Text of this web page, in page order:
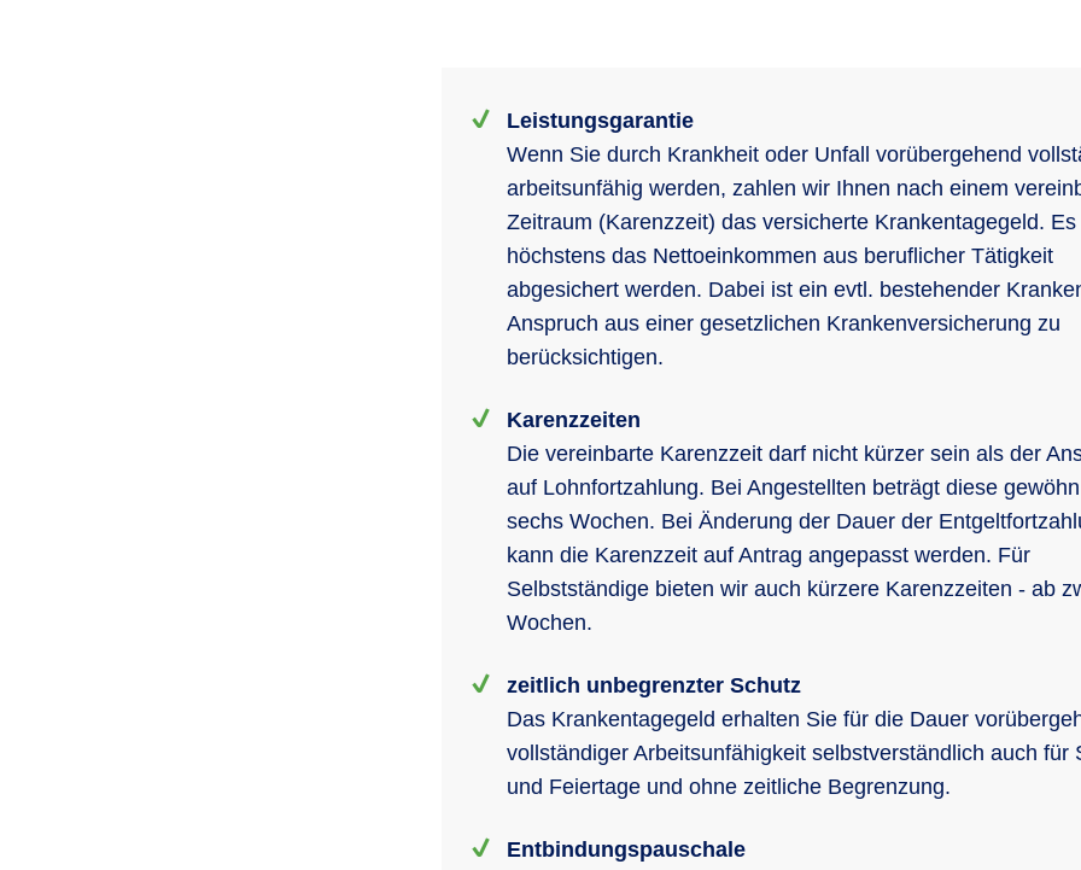
Leistungsgarantie
Wenn Sie durch Krankheit oder Unfall vorübergehend
arbeitsunfähig werden, zahlen wir Ihnen nach einem
Zeitraum (Karenzzeit) das versicherte Krankentagegeld. Es
höchstens das Nettoeinkommen aus beruflicher Tätigkeit
abgesichert werden. Dabei ist ein evtl. bestehender
Anspruch aus einer gesetzlichen Krankenversicherung zu
berücksichtigen.
Karenzzeiten
Die vereinbarte Karenzzeit darf nicht kürzer sein als der
auf Lohnfortzahlung. Bei Angestellten beträgt diese
sechs Wochen. Bei Änderung der Dauer der
kann die Karenzzeit auf Antrag angepasst werden. Für
Selbstständige bieten wir auch kürzere Karenzzeiten - ab
Wochen.
zeitlich unbegrenzter Schutz
Das Krankentagegeld erhalten Sie für die Dauer
vollständiger Arbeitsunfähigkeit selbstverständlich auch für
und Feiertage und ohne zeitliche Begrenzung.
Entbindungspauschale